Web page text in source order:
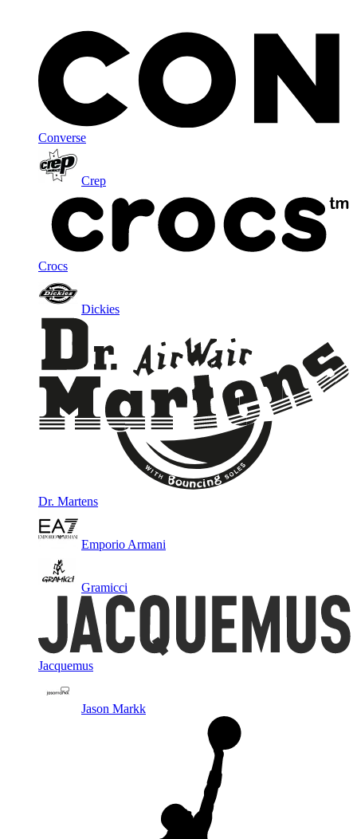
Converse
Crep
Crocs
Dickies
Dr. Martens
Emporio Armani
Gramicci
Jacquemus
Jason Markk